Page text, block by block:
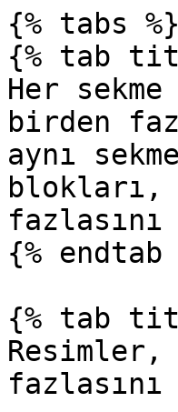
{% tabs %}
{% tab
Her
birden
aynı
blokları,
{% endtab
{% tab